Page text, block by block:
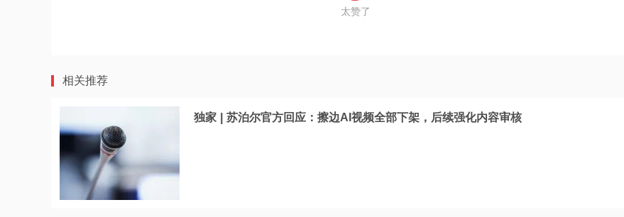
太赞了
相关推荐
独家 | 苏泊尔官方回应：擦边AI视频全部下架，后续强化内容审核